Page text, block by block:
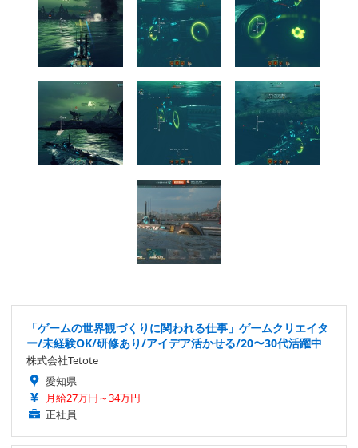
「ゲームの世界観づくりに関われる仕事」ゲームクリエイタ
ー/未経験OK/研修あり/アイデア活かせる/20〜30代活躍中
株式会社Tetote
愛知県
月給27万円～34万円
正社員